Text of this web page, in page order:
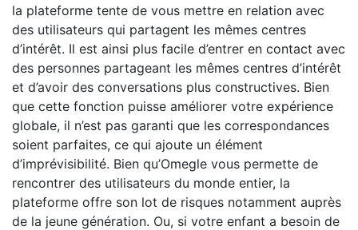
la plateforme tente de vous mettre en relation avec
des utilisateurs qui partagent les mêmes centres
d’intérêt. Il est ainsi plus facile d’entrer en contact avec
des personnes partageant les mêmes centres d’intérêt
et d’avoir des conversations plus constructives. Bien
que cette fonction puisse améliorer votre expérience
globale, il n’est pas garanti que les correspondances
soient parfaites, ce qui ajoute un élément
d’imprévisibilité. Bien qu’Omegle vous permette de
rencontrer des utilisateurs du monde entier, la
plateforme offre son lot de risques notamment auprès
de la jeune génération. Ou, si votre enfant a besoin de